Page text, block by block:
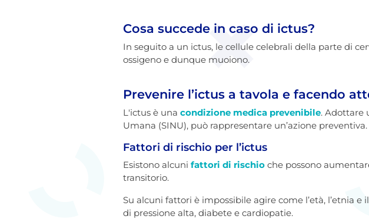
Cosa succede in caso di ictus?
In seguito a un ictus, le cellule celebrali della parte di
ossigeno e dunque muoiono.
Prevenire l’ictus a tavola e facendo
L'ictus è una condizione medica prevenibile. Adottare
Umana (SINU), può rappresentare un’azione
Fattori di rischio per l’ictus
Esistono alcuni fattori di rischio che possono
transitorio.
Su alcuni fattori è impossibile agire come l’età, l’etnia
di pressione alta, diabete e cardiopatie.